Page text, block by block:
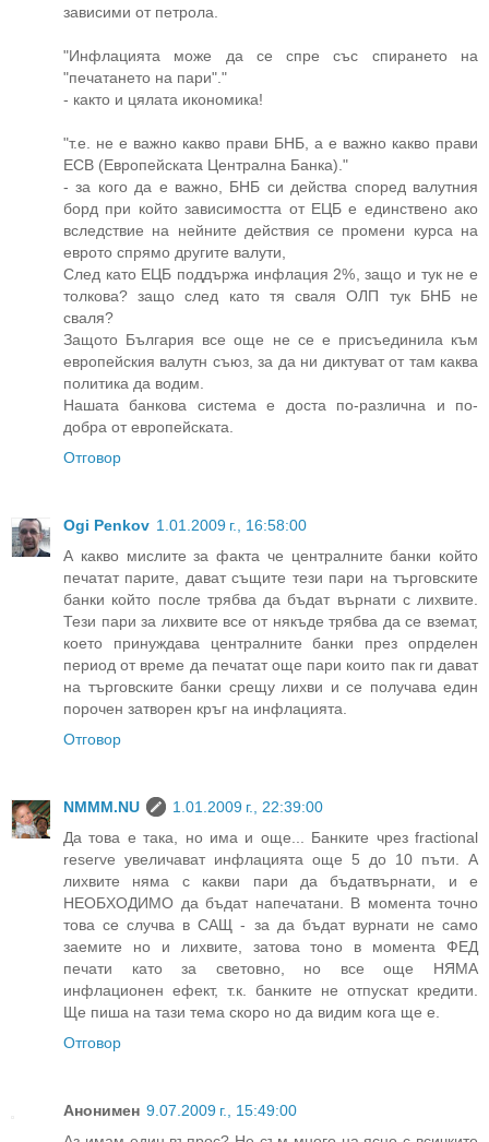
зависими от петрола.
"Инфлацията може да се спре със спирането на
"печатането на пари"."
- както и цялата икономика!
"т.е. не е важно какво прави БНБ, а е важно какво прави
ECB (Европейската Централна Банка)."
- за кого да е важно, БНБ си действа според валутния
борд при който зависимостта от ЕЦБ е единствено ако
вследствие на нейните действия се промени курса на
еврото спрямо другите валути,
След като ЕЦБ поддържа инфлация 2%, защо и тук не е
толкова? защо след като тя сваля ОЛП тук БНБ не
сваля?
Защото България все още не се е присъединила към
европейския валутн съюз, за да ни диктуват от там каква
политика да водим.
Нашата банкова система е доста по-различна и по-
добра от европейската.
Отговор
Ogi Penkov 1.01.2009 г., 16:58:00
А какво мислите за факта че централните банки който
печатат парите, дават същите тези пари на търговските
банки който после трябва да бъдат върнати с лихвите.
Тези пари за лихвите все от някъде трябва да се вземат,
което принуждава централните банки през опрделен
период от време да печатат още пари които пак ги дават
на търговските банки срещу лихви и се получава един
порочен затворен кръг на инфлацията.
Отговор
NMMM.NU
1.01.2009 г., 22:39:00
Да това е така, но има и още... Банките чрез fractional
reserve увеличават инфлацията още 5 до 10 пъти. А
лихвите няма с какви пари да бъдатвърнати, и е
НЕОБХОДИМО да бъдат напечатани. В момента точно
това се случва в САЩ - за да бъдат вурнати не само
заемите но и лихвите, затова тоно в момента ФЕД
печати като за световно, но все още НЯМА
инфлационен ефект, т.к. банките не отпускат кредити.
Ще пиша на тази тема скоро но да видим кога ще е.
Отговор
Анонимен 9.07.2009 г., 15:49:00